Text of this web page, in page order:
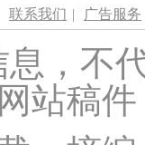
联系我们 | 广告服务
，不
站稿